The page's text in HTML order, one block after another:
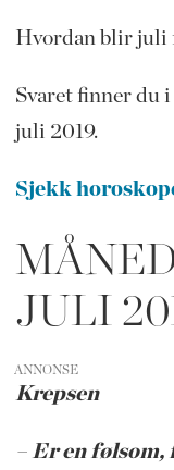
Hvordan blir juli
Svaret finner du
juli 2019.
Sjekk
JULI
ANNONSE
Krepsen
– Er en